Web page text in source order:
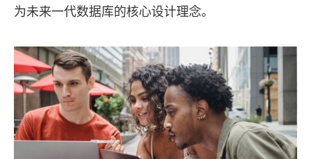
为未来一代数据库的核心设计理念。